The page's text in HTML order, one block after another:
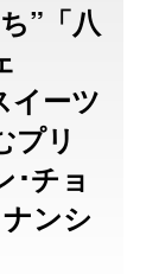
”「八
イーツ
プリ
･チョ
ンシ